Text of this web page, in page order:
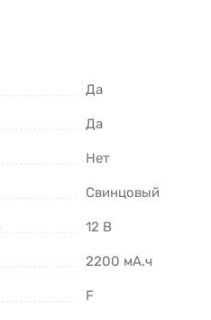
Да
Да
Нет
Свинцовый
12 В
2200 мА.ч
F